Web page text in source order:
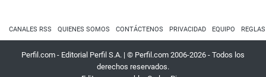
CANALES RSS QUIENES SOMOS CONTÁCTENOS PRIVACIDAD EQUIPO
Perfil.com - Editorial Perfil S.A. | © Perfil.com 2006-2026 - Todos los
derechos reservados.